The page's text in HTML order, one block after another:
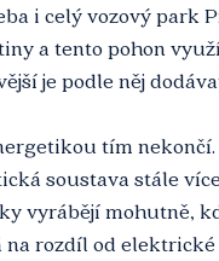
i celý vozový park
a tento pohon
je podle něj
tím
soustava stále
vyrábějí mohutně,
na rozdíl od